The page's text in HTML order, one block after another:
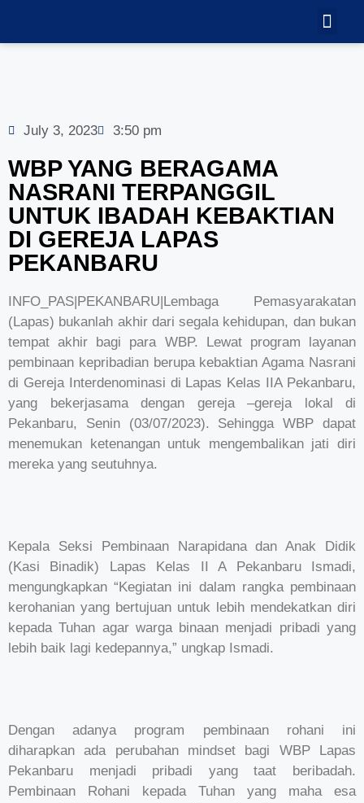
July 3, 2023 3:50 pm
WBP YANG BERAGAMA
NASRANI TERPANGGIL
UNTUK IBADAH KEBAKTIAN
DI GEREJA LAPAS
PEKANBARU
INFO_PAS|PEKANBARU|Lembaga Pemasyarakatan
(Lapas) bukanlah akhir dari segala kehidupan, dan bukan
tempat akhir bagi para WBP. Lewat program layanan
pembinaan kepribadian berupa kebaktian Agama Nasrani
di Gereja Interdenominasi di Lapas Kelas IIA Pekanbaru,
yang bekerjasama dengan gereja –gereja lokal di
Pekanbaru, Senin (03/07/2023). Sehingga WBP dapat
menemukan ketenangan untuk mengembalikan jati diri
mereka yang seutuhnya.
Kepala Seksi Pembinaan Narapidana dan Anak Didik
(Kasi Binadik) Lapas Kelas II A Pekanbaru Ismadi,
mengungkapkan “Kegiatan ini dalam rangka pembinaan
kerohanian yang bertujuan untuk lebih mendekatkan diri
kepada Tuhan agar warga binaan menjadi pribadi yang
lebih baik lagi kedepannya,” ungkap Ismadi.
Dengan adanya program pembinaan rohani ini
diharapkan ada perubahan mindset bagi WBP Lapas
Pekanbaru menjadi pribadi yang taat beribadah.
Pembinaan Rohani kepada Tuhan yang maha esa